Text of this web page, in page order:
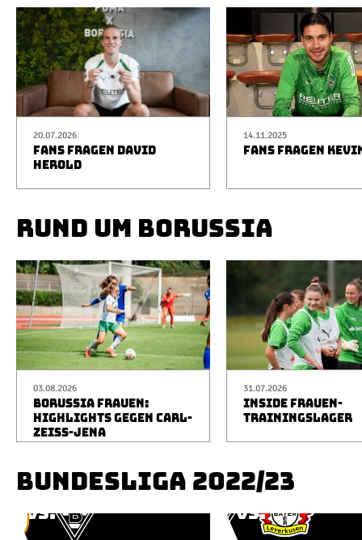
20.07.2026
FANS FRAGEN DAVID
HEROLD
14.11.2025
FANS FRAGEN
RUND UM BORUSSIA
03.08.2026
BORUSSIA FRAUEN:
HIGHLIGHTS GEGEN CARL-
ZEISS-JENA
31.07.2026
INSIDE FRAUEN-
TRAININGSLAGER
BUNDESLIGA 2022/23